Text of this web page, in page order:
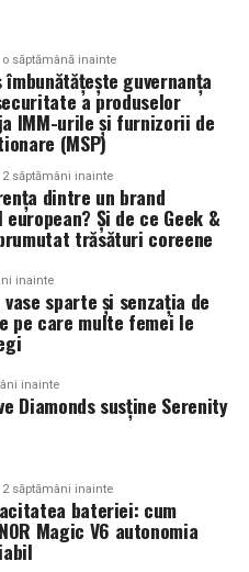
la show-uri auto
anvelopele nu sunt doar
elemente vizuale. Publicul
detalii precum modul in
fata de caroserie si
roata-janta.
corecte si uzura
profesionala a unei
acestea completeaza
de proprietar, fie ca
sportiv sau minimalist.
reala
auto din Cluj este
sunt doar proiecte de
Proprietarii acestora
sa participe la
confortul sau
o săptămână inainte
îmbunătățește guvernanța
a produselor
IMM-urile și furnizorii de
(MSP)
2 săptămâni inainte
dintre un brand
Și de ce Geek &
trăsături coreene
inainte
sparte și senzația de
pe care multe femei le
inainte
Diamonds susține Serenity
2 săptămâni inainte
bateriei: cum
Magic V6 autonomia